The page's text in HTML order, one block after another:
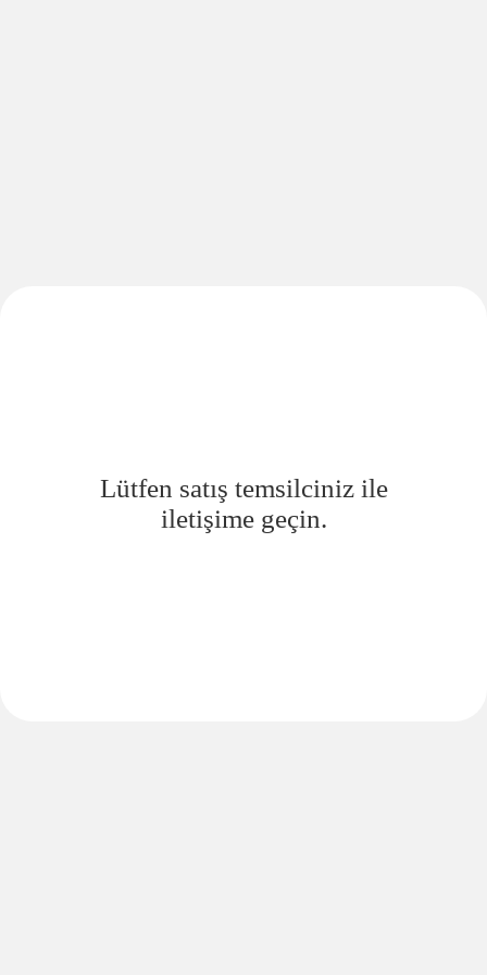
Lütfen satış temsilciniz ile
iletişime geçin.